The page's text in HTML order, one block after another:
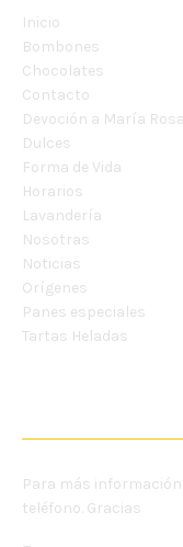
Inicio
Bombones
Chocolates
Contacto
Devoción a María
Dulces
Forma de Vida
Horarios
Lavandería
Nosotras
Noticias
Orígenes
Panes especiales
Tartas Heladas
Para más
teléfono. Gracias